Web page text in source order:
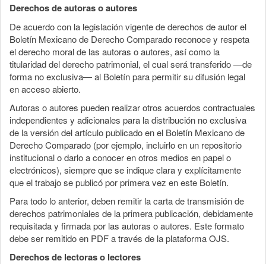
Derechos de autoras o autores
De acuerdo con la legislación vigente de derechos de autor el
Boletín Mexicano de Derecho Comparado reconoce y respeta
el derecho moral de las autoras o autores, así como la
titularidad del derecho patrimonial, el cual será transferido —de
forma no exclusiva— al Boletín para permitir su difusión legal
en acceso abierto.
Autoras o autores pueden realizar otros acuerdos contractuales
independientes y adicionales para la distribución no exclusiva
de la versión del artículo publicado en el Boletín Mexicano de
Derecho Comparado (por ejemplo, incluirlo en un repositorio
institucional o darlo a conocer en otros medios en papel o
electrónicos), siempre que se indique clara y explícitamente
que el trabajo se publicó por primera vez en este Boletín.
Para todo lo anterior, deben remitir la carta de transmisión de
derechos patrimoniales de la primera publicación, debidamente
requisitada y firmada por las autoras o autores. Este formato
debe ser remitido en PDF a través de la plataforma OJS.
Derechos de lectoras o lectores